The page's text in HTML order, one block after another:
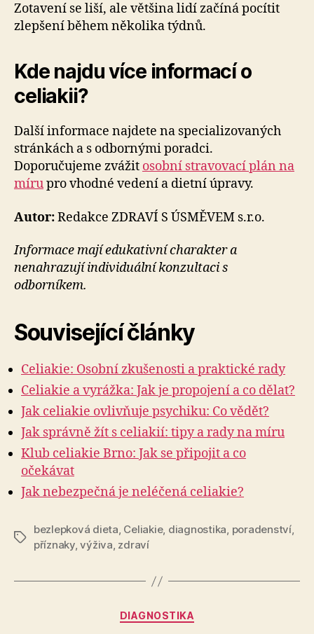
Zotavení se liší, ale většina lidí začíná pocítit
zlepšení během několika týdnů.
Kde najdu více informací o
celiakii?
Další informace najdete na specializovaných
stránkách a s odbornými poradci.
Doporučujeme zvážit osobní stravovací plán na
mírupro vhodné vedení a dietní úpravy.
Autor:Redakce ZDRAVÍ S ÚSMĚVEM s.r.o.
Informace mají edukativní charakter a
nenahrazují individuální konzultaci s
odborníkem.
Související články
Celiakie: Osobní zkušenosti a praktické rady
Celiakie a vyrážka: Jak je propojení a co dělat?
Jak celiakie ovlivňuje psychiku: Co vědět?
Jak správně žít s celiakií: tipy a rady na míru
Klub celiakie Brno: Jak se připojit a co
očekávat
Jak nebezpečná je neléčená celiakie?
Štítky
bezlepková dieta, Celiakie, diagnostika, poradenství,
příznaky,výživa, zdraví
Rubriky
DIAGNOSTIKA